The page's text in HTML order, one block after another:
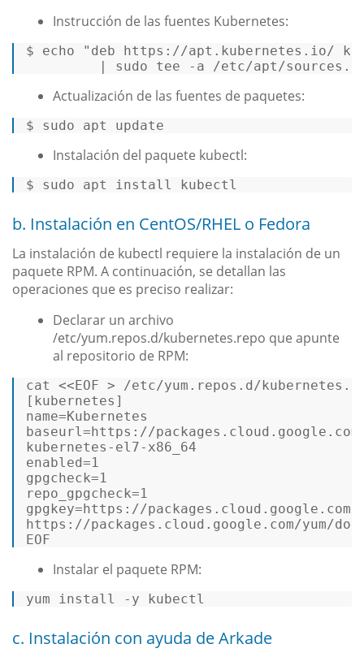
Instrucción de las fuentes Kubernetes:
$ echo
"deb https://apt.kubernetes.io/
| sudo tee -a /etc/apt/
Actualización de las fuentes de paquetes:
$ sudo apt update
Instalación del paquete kubectl:
$ sudo apt install kubectl
b. Instalación en CentOS/RHEL o Fedora
La instalación de kubectl requiere la instalación de un
paquete RPM. A continuación, se detallan las
operaciones que es preciso realizar:
Declarar un archivo
/etc/yum.repos.d/kubernetes.repo que apunte
al repositorio de RPM:
cat <<EOF > /etc/yum.repos.d/
[kubernetes]
name=Kubernetes
baseurl=https://
kubernetes-el7-x86_64
enabled=1
gpgcheck=1
repo_gpgcheck=1
https://packages.cloud.google.com/yum/
EOF
Instalar el paquete RPM:
yum install -y kubectl
c. Instalación con ayuda de Arkade